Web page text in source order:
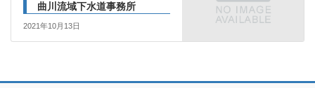
曲川流域下水道事務所
2021年10月13日